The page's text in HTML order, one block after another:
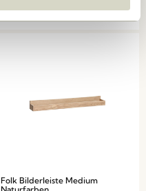
In den warenkorb
Folk Bilderleiste Medium
Naturfarben